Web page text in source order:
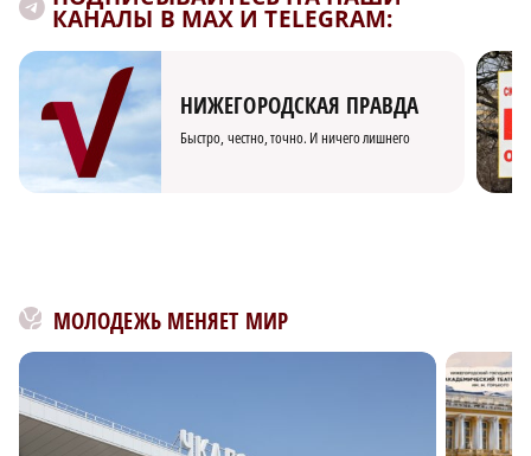
КАНАЛЫ В MAX И TELEGRAM:
НИЖЕГОРОДСКАЯ ПРАВДА
Быстро, честно, точно. И ничего лишнего
МОЛОДЕЖЬ МЕНЯЕТ МИР